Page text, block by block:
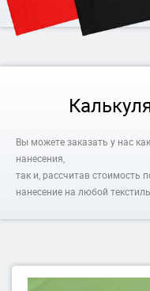
Вы можете заказать у нас
нанесения,
так и, рассчитав стоимость
нанесение на любой текстиль